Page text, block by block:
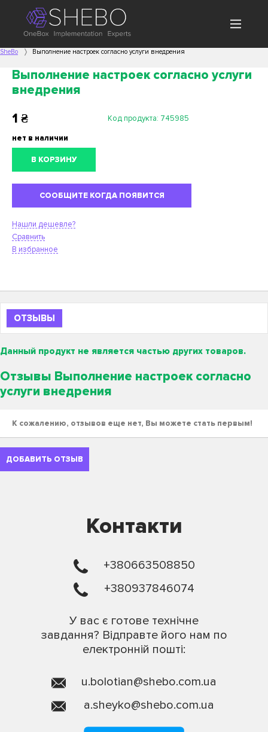
SheBo Выполнение настроек согласно услуги внедрения
Выполнение настроек согласно услуги
внедрения
1 ₴ Код продукта: 745985
нет в наличии
В КОРЗИНУ
СООБЩИТЕ КОГДА ПОЯВИТСЯ
Нашли дешевле?
Сравнить
В избранное
ОТЗЫВЫ
Данный продукт не является частью других товаров.
Отзывы Выполнение настроек согласно
услуги внедрения
К сожалению, отзывов еще нет, Вы можете стать первым!
ДОБАВИТЬ ОТЗЫВ
Контакти
+380663508850
+380937846074
У вас є готове технічне
завдання? Відправте його нам по
електронній пошті:
u.bolotian@shebo.com.ua
a.sheyko@shebo.com.ua